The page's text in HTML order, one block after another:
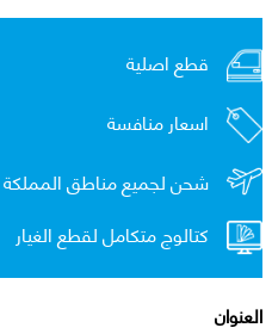
قطع اصلية
اسعار منافسة
شحن لجميع مناطق المملكة
كتالوج متكامل لقطع الغيار
العنوان